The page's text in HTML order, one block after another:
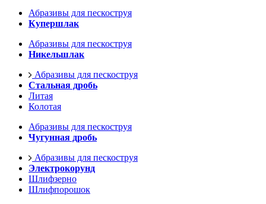
Абразивы для пескоструя
Купершлак
Абразивы для пескоструя
Никельшлак
Абразивы для пескоструя
Стальная дробь
Литая
Колотая
Абразивы для пескоструя
Чугунная дробь
Абразивы для пескоструя
Электрокорунд
Шлифзерно
Шлифпорошок